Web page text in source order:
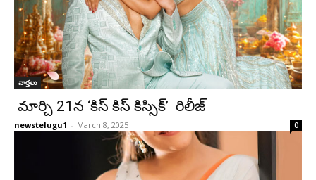
వార్తలు
మార్చి 21న ‘కిస్ కిస్ కిస్సిక్’ రిలీజ్
newstelugu1 - March 8, 2025 0